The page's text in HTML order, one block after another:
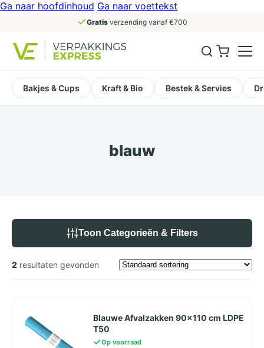
Ga naar hoofdinhoud Ga naar voettekst
Gratisverzending vanaf €700
Bakjes & Cups Kraft & Bio Bestek & Servies
blauw
Toon Categorieën & Filters
2 resultaten gevonden
Blauwe Afvalzakken 90×110 cm LDPE
T50
Op voorraad